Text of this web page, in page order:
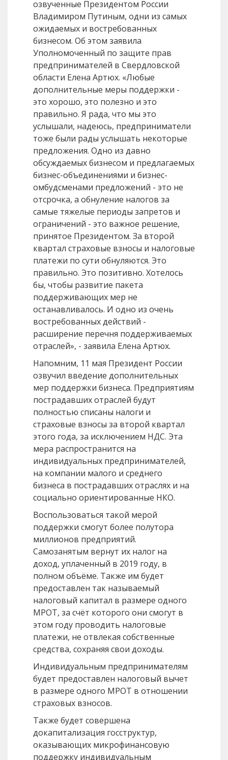
озвученные Президентом России
Владимиром Путиным, одни из самых
ожидаемых и востребованных
бизнесом. Об этом заявила
Уполномоченный по защите прав
предпринимателей в Свердловской
области Елена Артюх. «Любые
дополнительные меры поддержки -
это хорошо, это полезно и это
правильно. Я рада, что мы это
услышали, надеюсь, предприниматели
тоже были рады услышать некоторые
предложения. Одно из давно
обсуждаемых бизнесом и предлагаемых
бизнес-объединениями и бизнес-
омбудсменами предложений - это не
отсрочка, а обнуление налогов за
самые тяжелые периоды запретов и
ограничений - это важное решение,
принятое Президентом. За второй
квартал страховые взносы и налоговые
платежи по сути обнуляются. Это
правильно. Это позитивно. Хотелось
бы, чтобы развитие пакета
поддерживающих мер не
останавливалось. И одно из очень
востребованных действий -
расширение перечня поддерживаемых
отраслей», - заявила Елена Артюх.
Напомним, 11 мая Президент России
озвучил введение дополнительных
мер поддержки бизнеса. Предприятиям
пострадавших отраслей будут
полностью списаны налоги и
страховые взносы за второй квартал
этого года, за исключением НДС. Эта
мера распространится на
индивидуальных предпринимателей,
на компании малого и среднего
бизнеса в пострадавших отраслях и на
социально ориентированные НКО.
Воспользоваться такой мерой
поддержки смогут более полутора
миллионов предприятий.
Самозанятым вернут их налог на
доход, уплаченный в 2019 году, в
полном объёме. Также им будет
предоставлен так называемый
налоговый капитал в размере одного
МРОТ, за счёт которого они смогут в
этом году проводить налоговые
платежи, не отвлекая собственные
средства, сохраняя свои доходы.
Индивидуальным предпринимателям
будет предоставлен налоговый вычет
в размере одного МРОТ в отношении
страховых взносов.
Также будет совершена
докапитализация госструктур,
оказывающих микрофинансовую
поддержку индивидуальным